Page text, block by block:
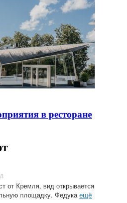
в ресторане
от Кремля, вид открывается
площадку. Федукаещё